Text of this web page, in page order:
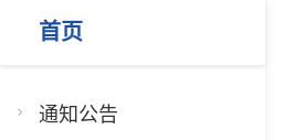
首页
通知公告